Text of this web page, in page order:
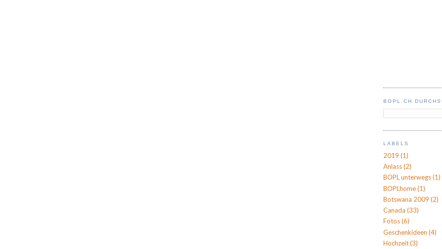
BOPL.CH
LABELS
2019 (1)
Anlass(2)
BOPL unterwegs(1)
BOPLhome(1)
Botswana 2009 (2)
Canada (33)
Fotos(6)
Geschenkideen (4)
Hochzeit(3)